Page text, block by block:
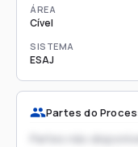
ÁREA
Cível
SISTEMA
ESAJ
Partes do
Partes não